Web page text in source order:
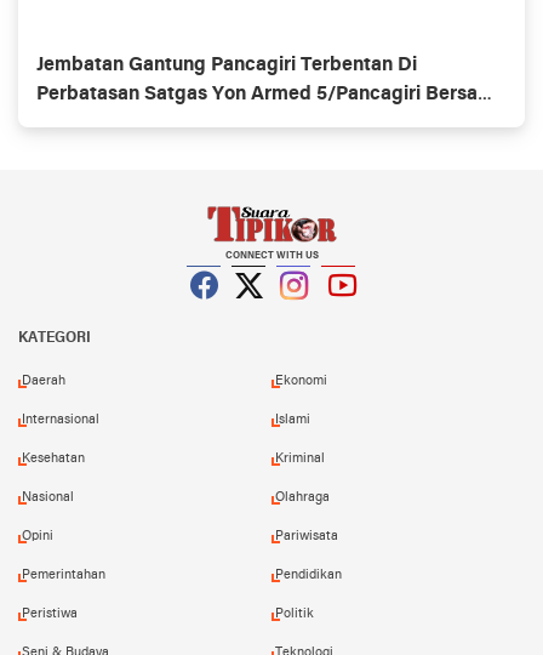
Jembatan Gantung Pancagiri Terbentan Di
Perbatasan Satgas Yon Armed 5/Pancagiri Bersama
Vertikal Rescue Dan PT MA/BDRMS
CONNECT WITH US
KATEGORI
Daerah Ekonomi
Internasional Islami
Kesehatan Kriminal
Nasional Olahraga
Opini Pariwisata
Pemerintahan Pendidikan
Peristiwa Politik